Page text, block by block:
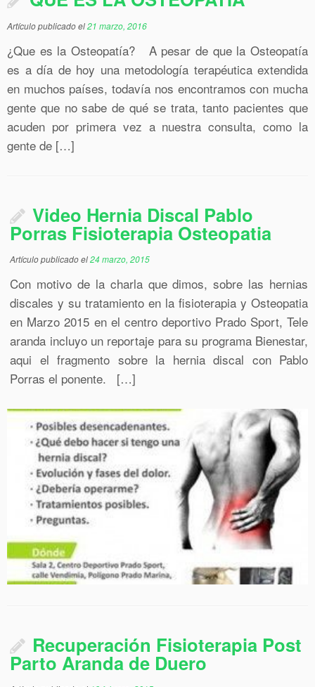
Artículo publicado el21 marzo, 2016
¿Que es la Osteopatía? A pesar de que la Osteopatía
es a día de hoy una metodología terapéutica extendida
en muchos países, todavía nos encontramos con mucha
gente que no sabe de qué se trata, tanto pacientes que
acuden por primera vez a nuestra consulta, como la
gente de […]
Video Hernia Discal Pablo
Porras Fisioterapia Osteopatia
Artículo publicado el24 marzo, 2015
Con motivo de la charla que dimos, sobre las hernias
discales y su tratamiento en la fisioterapia y Osteopatia
en Marzo 2015 en el centro deportivo Prado Sport, Tele
aranda incluyo un reportaje para su programa Bienestar,
aqui el fragmento sobre la hernia discal con Pablo
Porras el ponente. […]
Recuperación Fisioterapia Post
Parto Aranda de Duero